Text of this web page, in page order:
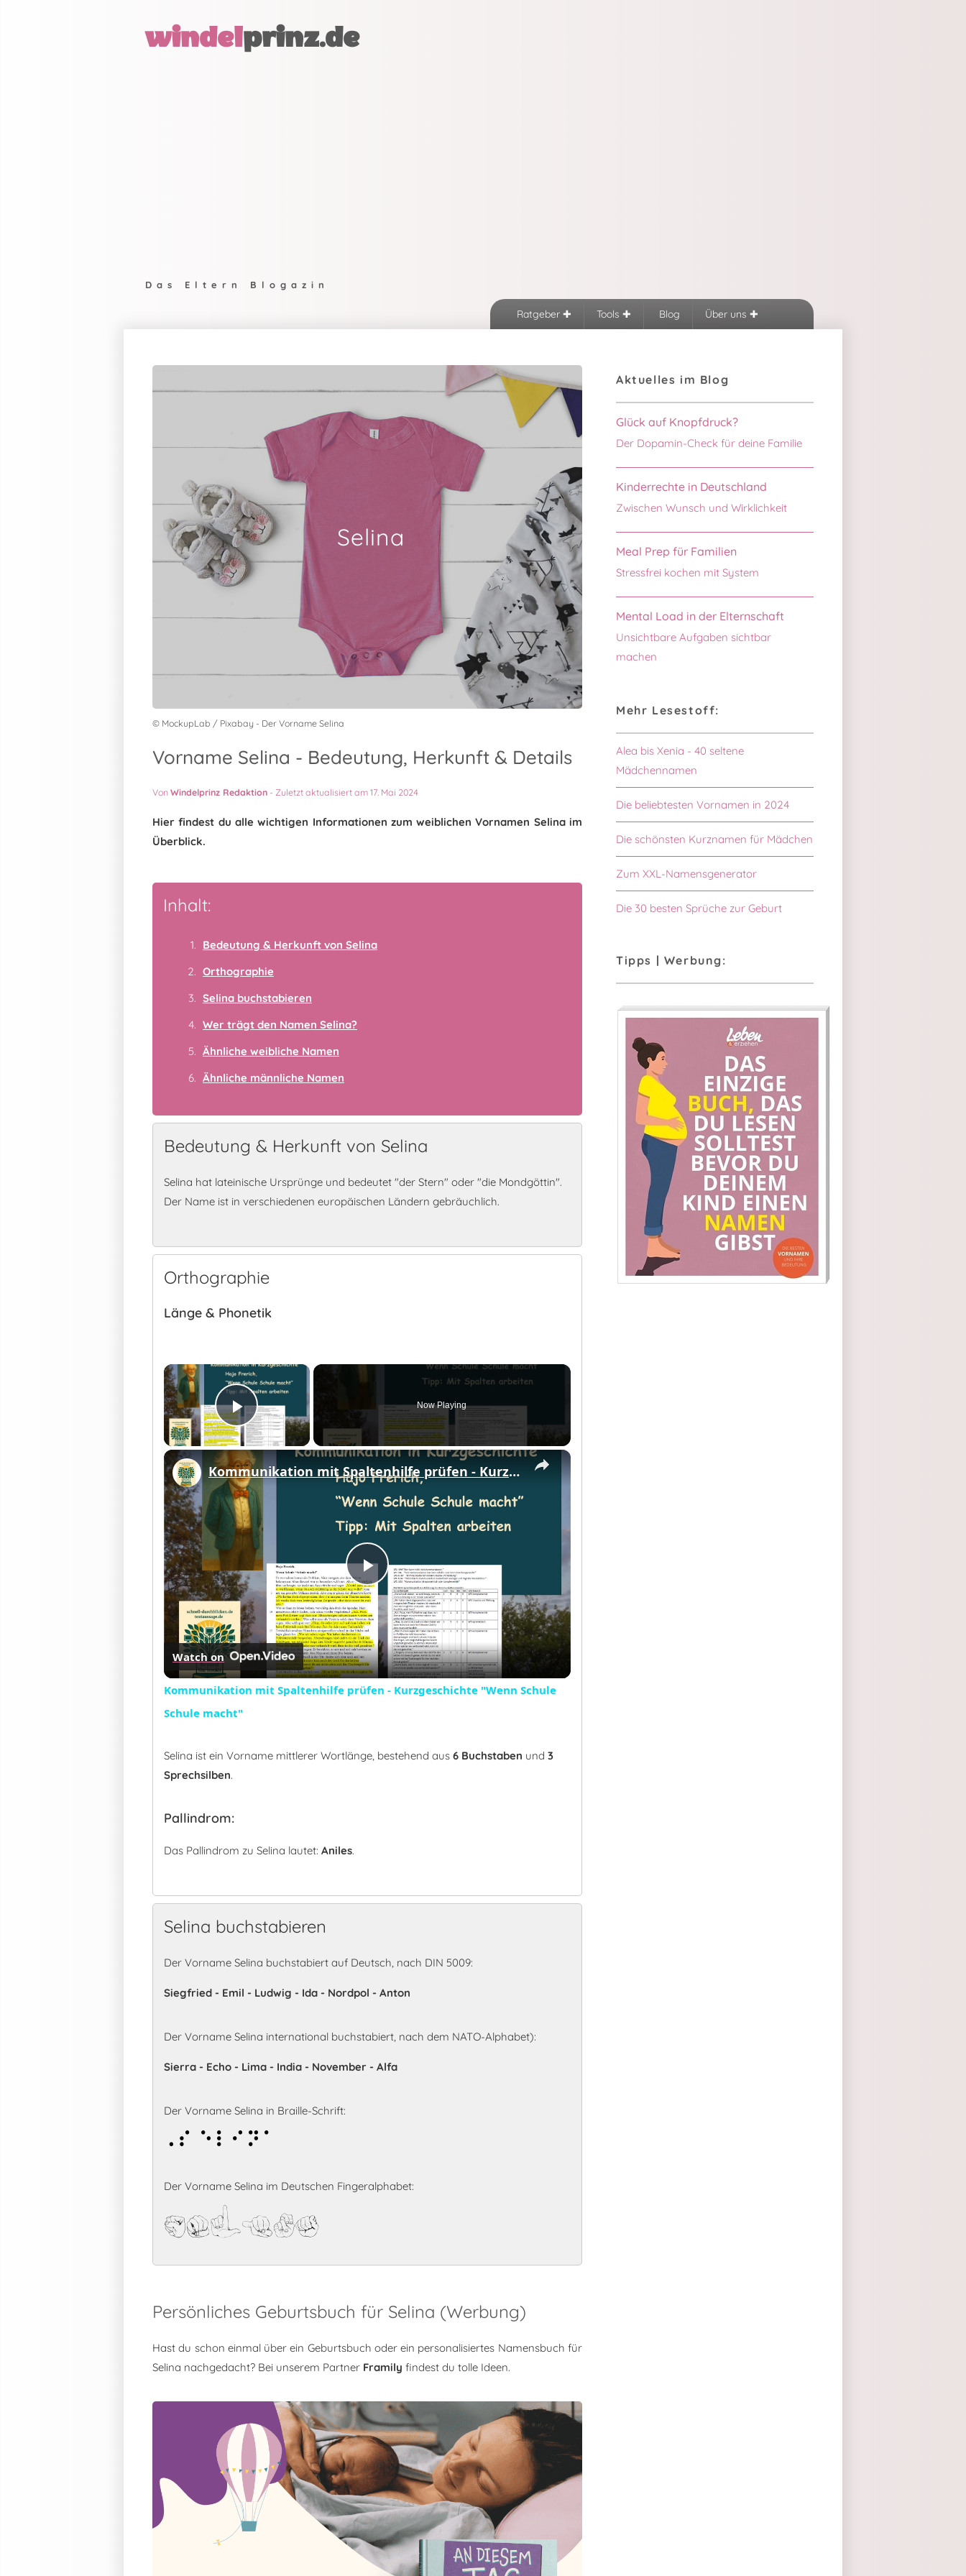
windelprinz.de
Das Eltern Blogazin
Ratgeber Tools Blog Über uns
Selina
© MockupLab / Pixabay - Der Vorname Selina
Vorname Selina - Bedeutung, Herkunft & Details
VonWindelprinz Redaktion - Zuletzt aktualisiert am 17. Mai 2024
Hier findest du alle wichtigen Informationen zum weiblichen Vornamen Selina im
Überblick.
Inhalt:
Bedeutung & Herkunft von Selina
Orthographie
Selina buchstabieren
Wer trägt den Namen Selina?
Ähnliche weibliche Namen
Ähnliche männliche Namen
Bedeutung & Herkunft von Selina
Selina hat lateinische Ursprünge und bedeutet "der Stern" oder "die Mondgöttin".
Der Name ist in verschiedenen europäischen Ländern gebräuchlich.
Orthographie
Länge & Phonetik
×
Play Video
Now Playing
×
Play
Video
Kommunikation mit Spaltenhilfe prüfen - Kurzgeschichte "Wenn Schule Schule macht"
Watch on
Kommunikation mit Spaltenhilfe prüfen - Kurzgeschichte "Wenn Schule
Schule macht"
Selina ist ein Vorname mittlerer Wortlänge, bestehend aus 6 Buchstaben und 3
Sprechsilben.
Pallindrom:
Das Pallindrom zu Selina lautet: Aniles.
Selina buchstabieren
Der Vorname Selina buchstabiert auf Deutsch, nach DIN 5009:
Siegfried - Emil - Ludwig - Ida - Nordpol - Anton
Der Vorname Selina international buchstabiert, nach dem NATO-Alphabet):
Sierra - Echo - Lima - India - November - Alfa
Der Vorname Selina in Braille-Schrift:
Selina
Der Vorname Selina im Deutschen Fingeralphabet:
Selina
Persönliches Geburtsbuch für Selina (Werbung)
Hast du schon einmal über ein Geburtsbuch oder ein personalisiertes Namensbuch für
Selina nachgedacht? Bei unserem Partner Framily findest du tolle Ideen.
Aktuelles im Blog
Glück auf Knopfdruck?
Der Dopamin-Check für deine Familie
Kinderrechte in Deutschland
Zwischen Wunsch und Wirklichkeit
Meal Prep für Familien
Stressfrei kochen mit System
Mental Load in der Elternschaft
Unsichtbare Aufgaben sichtbar
machen
Mehr Lesestoff:
Alea bis Xenia - 40 seltene
Mädchennamen
Die beliebtesten Vornamen in 2024
Die schönsten Kurznamen für Mädchen
Zum XXL-Namensgenerator
Die 30 besten Sprüche zur Geburt
Tipps | Werbung: